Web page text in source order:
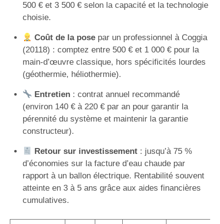
500 € et 3 500 € selon la capacité et la technologie
choisie.
Coût de la posepar un professionnel à Coggia
(20118) : comptez entre 500 € et 1 000 € pour la
main-d’œuvre classique, hors spécificités lourdes
(géothermie, héliothermie).
Entretien: contrat annuel recommandé
(environ 140 € à 220 € par an pour garantir la
pérennité du système et maintenir la garantie
constructeur).
Retour sur investissement: jusqu’à 75 %
d’économies sur la facture d’eau chaude par
rapport à un ballon électrique. Rentabilité souvent
atteinte en 3 à 5 ans grâce aux aides financières
cumulatives.